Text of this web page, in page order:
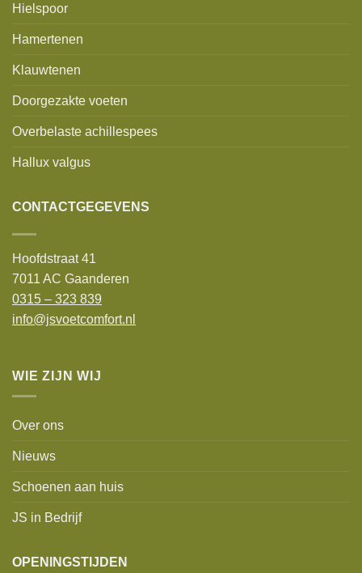
Hielspoor
Hamertenen
Klauwtenen
Doorgezakte voeten
Overbelaste achillespees
Hallux valgus
CONTACTGEGEVENS
Hoofdstraat 41
7011 AC Gaanderen
0315 – 323 839
info@jsvoetcomfort.nl
WIE ZIJN WIJ
Over ons
Nieuws
Schoenen aan huis
JS in Bedrijf
OPENINGSTIJDEN